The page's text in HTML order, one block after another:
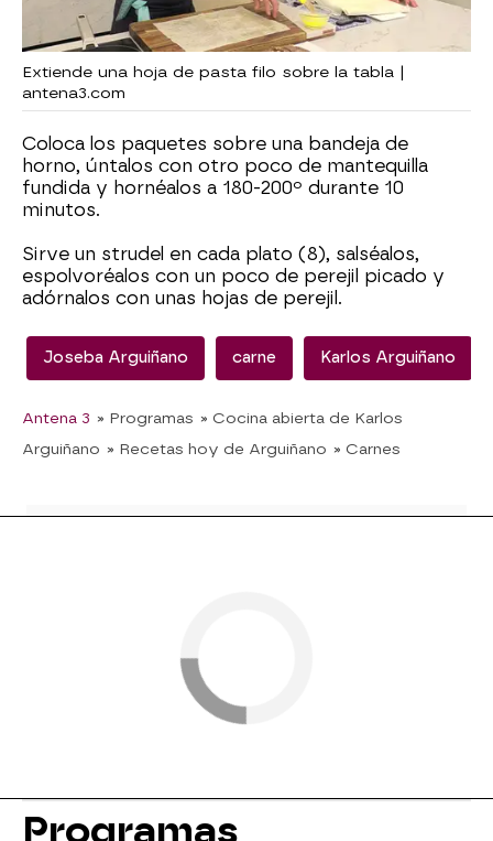
Extiende una hoja de pasta filo sobre la tabla |
antena3.com
Coloca los paquetes sobre una bandeja de
horno, úntalos con otro poco de mantequilla
fundida y hornéalos a 180-200º durante 10
minutos.
Sirve un strudel en cada plato (8), salséalos,
espolvoréalos con un poco de perejil picado y
adórnalos con unas hojas de perejil.
Joseba Arguiñano carne Karlos Arguiñano
Antena 3 » Programas » Cocina abierta de Karlos
Arguiñano » Recetas hoy de Arguiñano » Carnes
Programas